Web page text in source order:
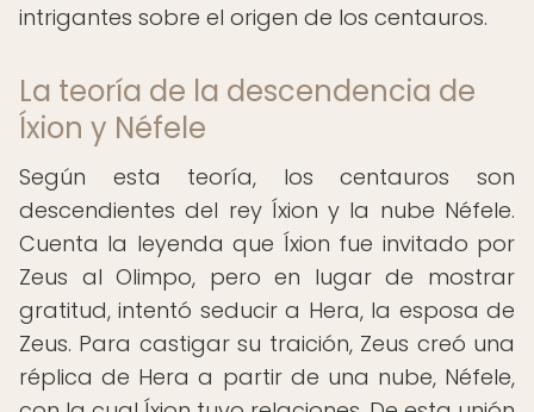
intrigantes sobre el origen de los centauros.
La teoría de la descendencia de
Íxion y Néfele
Según esta teoría, los centauros son
descendientes del rey Íxion y la nube Néfele.
Cuenta la leyenda que Íxion fue invitado por
Zeus al Olimpo, pero en lugar de mostrar
gratitud, intentó seducir a Hera, la esposa de
Zeus. Para castigar su traición, Zeus creó una
réplica de Hera a partir de una nube, Néfele,